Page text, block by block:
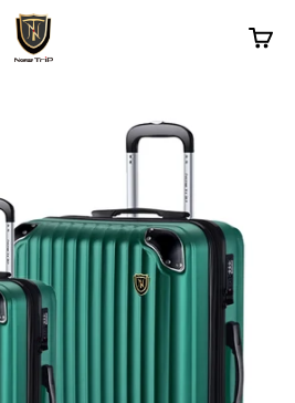
New Trip
カート